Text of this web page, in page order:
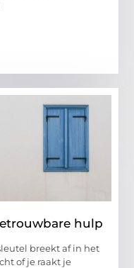
hulp
breekt af in het
of je raakt je